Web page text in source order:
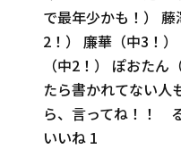
で最年少かも！）
2！） 廉華（中3！
（中2！） ぽおた
たら書かれてない人
ら、言ってね！！
いいね 1